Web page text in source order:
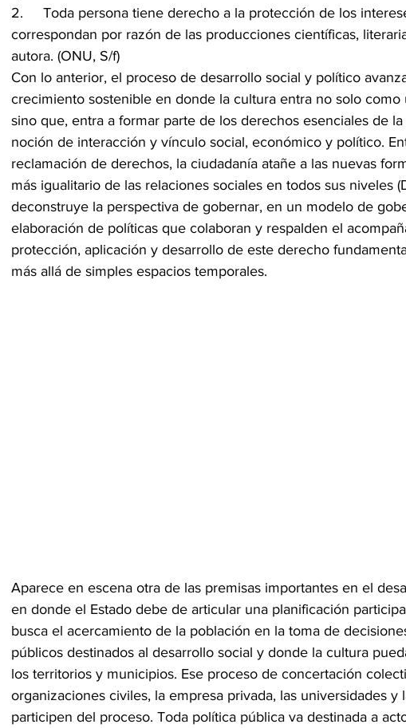
2.	Toda persona tiene derecho a la protección de los intereses morales y materiales que le
correspondan por razón de las producciones científicas,
autora. (ONU, S/f)
Con lo anterior, el proceso de desarrollo social y político
crecimiento sostenible en donde la cultura entra no solo
sino que, entra a formar parte de los derechos esenciales de
noción de interacción y vínculo social, económico y político.
reclamación de derechos, la ciudadanía atañe a las nuevas
más igualitario de las relaciones sociales en todos sus niveles
deconstruye la perspectiva de gobernar, en un modelo de
elaboración de políticas que colaboran y respalden el
protección, aplicación y desarrollo de este derecho
más allá de simples espacios temporales.
Aparece en escena otra de las premisas importantes en el
en donde el Estado debe de articular una planificación
busca el acercamiento de la población en la toma de
públicos destinados al desarrollo social y donde la cultura
los territorios y municipios. Ese proceso de concertación
organizaciones civiles, la empresa privada, las universidades y
participen del proceso. Toda política pública va destinada a